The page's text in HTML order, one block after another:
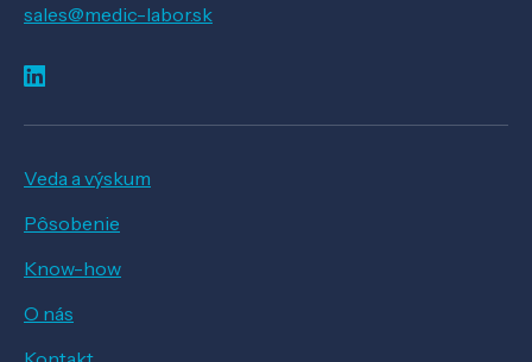
sales@medic-labor.sk
Veda a výskum
Pôsobenie
Know-how
O nás